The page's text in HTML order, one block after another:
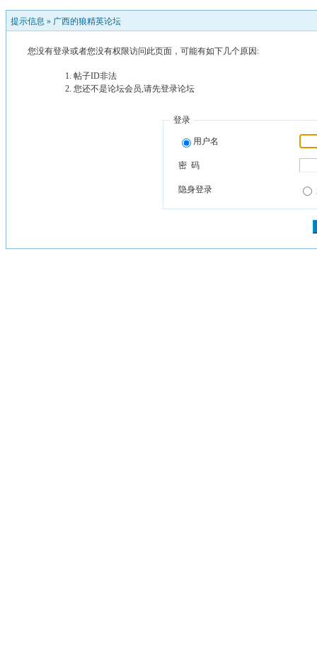
提示信息 » 广西的狼精英论坛
您没有登录或者您没有权限访问此页面，可能有如下几个原因:
帖子ID非法
您还不是论坛会员,请先登录论坛
登录
用户名
密 码
隐身登录